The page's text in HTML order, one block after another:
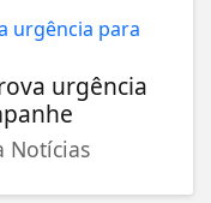
urgência
Notícias